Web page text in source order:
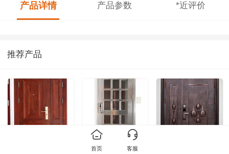
产品详情 产品参数 *近评价
推荐产品
首页 客服